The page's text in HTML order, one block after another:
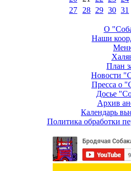
27
28 29 30 31
О
Наши
План
Новости
Пресса о
Досье
Архив
Календарь
Политика обработки